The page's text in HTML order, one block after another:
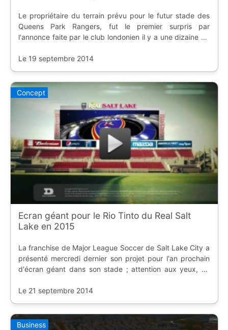
Le propriétaire du terrain prévu pour le futur stade des
Queens Park Rangers, fut le premier surpris par
l'annonce faite par le club londonien il y a une dizaine de
Le 19 septembre 2014
Concept
Ecran géant pour le Rio Tinto du Real Salt
Lake en 2015
La franchise de Major League Soccer de Salt Lake City a
présenté mercredi dernier son projet pour l'an prochain
d'écran géant dans son stade ; attention aux yeux, ça
Le 21 septembre 2014
Business